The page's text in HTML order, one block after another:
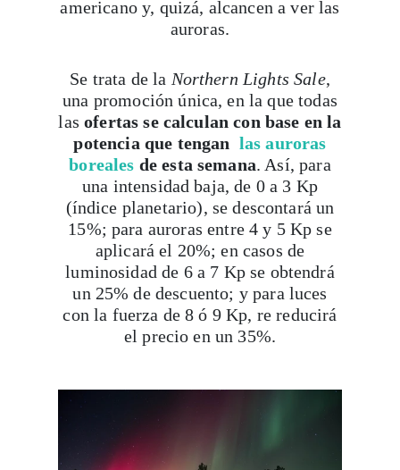
Se trata de laNorthern Lights Sale
lasofertas se calculan con base en la
potencia que tenganlas auroras
borealesde esta semana. Así, para
una intensidad baja, de 0 a 3 Kp
(índice planetario), se descontará un
15%; para auroras entre 4 y 5 Kp se
aplicará el 20%; en casos de
luminosidad de 6 a 7 Kp se obtendrá
un 25% de descuento; y para luces
con la fuerza de 8 ó 9 Kp, re reducirá
el precio en un 35%.